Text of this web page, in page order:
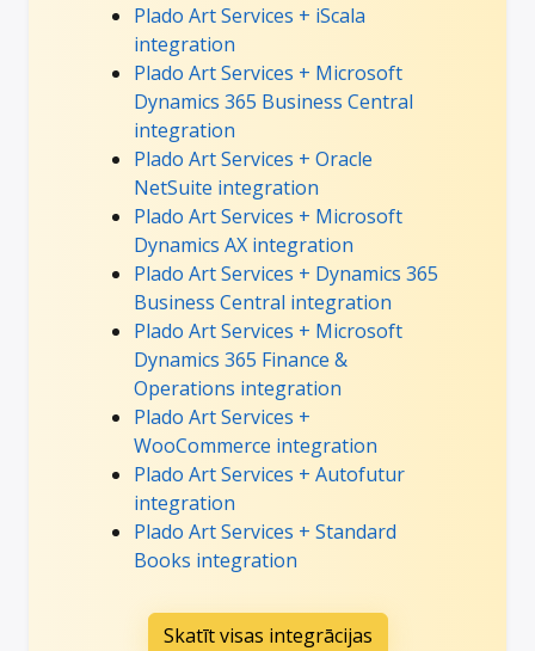
Plado Art Services + iScala
integration
Plado Art Services + Microsoft
Dynamics 365 Business Central
integration
Plado Art Services + Oracle
NetSuite integration
Plado Art Services + Microsoft
Dynamics AX integration
Plado Art Services + Dynamics 365
Business Central integration
Plado Art Services + Microsoft
Dynamics 365 Finance &
Operations integration
Plado Art Services +
WooCommerce integration
Plado Art Services + Autofutur
integration
Plado Art Services + Standard
Books integration
Skatīt visas integrācijas